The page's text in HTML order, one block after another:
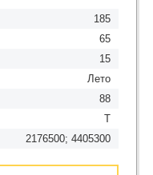
185
65
15
Лето
88
T
2176500; 4405300